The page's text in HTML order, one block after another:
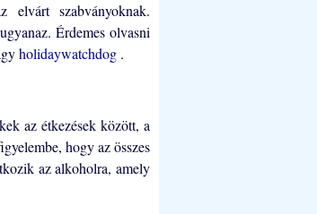
elvárt szabványoknak.
Érdemes olvasni
holidaywatchdog .
az étkezések között, a
hogy az összes
az alkoholra, amely